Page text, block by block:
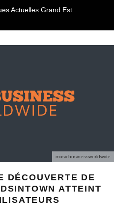
musicbusinessworldwide
DÉCOUVERTE DE
ATTEINT